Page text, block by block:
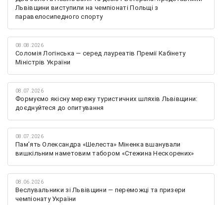
Львівщини виступили на чемпіонаті Польщі з
паравелосипедного спорту
08.08.2026
Соломія Логінська — серед лауреатів Премії Кабінету
Міністрів України
08.07.2026
Формуємо якісну мережу туристичних шляхів Львівщини:
доєднуйтеся до опитування
08.07.2026
Памʼять Олександра «Шелеста» Міненка вшанували
вишкільним наметовим табором «Стежина Нескорених»
08.06.2026
Веслувальники зі Львівщини — переможці та призери
чемпіонату України